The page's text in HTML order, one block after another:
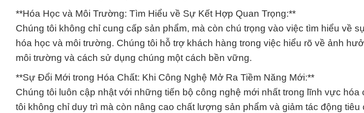
**Hóa Học và Môi Trường: Tìm Hiểu về Sự Kết Hợp Quan Trọng:**
Chúng tôi không chỉ cung cấp sản phẩm, mà còn chú trọng vào việc tìm hiểu về
hóa học và môi trường. Chúng tôi hỗ trợ khách hàng trong việc hiểu rõ về ảnh
môi trường và cách sử dụng chúng một cách bền vững.
**Sự Đổi Mới trong Hóa Chất: Khi Công Nghệ Mở Ra Tiềm Năng Mới:**
Chúng tôi luôn cập nhật với những tiến bộ công nghệ mới nhất trong lĩnh vực
tôi không chỉ duy trì mà còn nâng cao chất lượng sản phẩm và giảm tác động